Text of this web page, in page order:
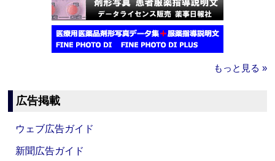
もっと見る »
広告掲載
ウェブ広告ガイド
新聞広告ガイド